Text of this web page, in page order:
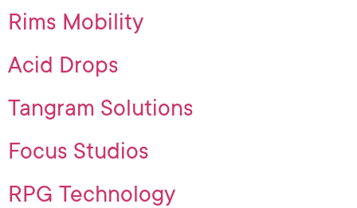
Rims Mobility
Acid Drops
Tangram Solutions
Focus Studios
RPG Technology